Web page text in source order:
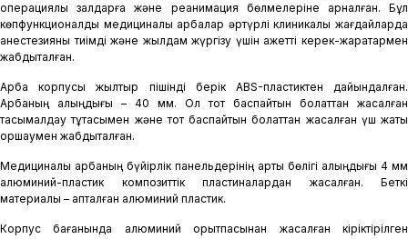
операциялық залдарға және реанимация бөлмелеріне арналған. Бұл
көпфункционалды медициналық арбалар әртүрлі клиникалық жағдайларда
анестезияны тиімді және жылдам жүргізу үшін қажетті керек-жарақтармен
жабдықталған.
Арба корпусы жылтыр пішінді берік ABS-пластиктен дайындалған.
Арбаның қалыңдығы – 40 мм. Ол тот баспайтын болаттан жасалған
тасымалдау тұтқасымен және тот баспайтын болаттан жасалған үш жақты
қоршаумен жабдықталған.
Медициналық арбаның бүйірлік панельдерінің артқы бөлігі қалыңдығы 4 мм
алюминий-пластик композиттік пластиналардан жасалған. Беткі
материалы – қапталған алюминий пластик.
Корпус бағанында алюминий қорытпасынан жасалған кіріктірілген